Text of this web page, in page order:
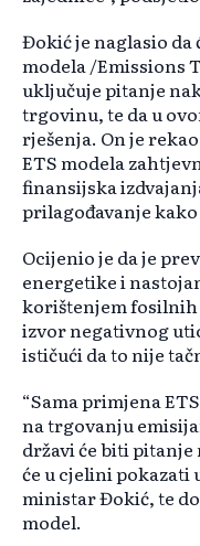
Đokić je naglasio da
modela /Emissions
uključuje pitanje
trgovinu, te da u
rješenja. On je
ETS modela
finansijska
prilagođavanje
Ocijenio je da je
energetike i
korištenjem fosilnih
izvor negativnog
ističući da to nije
“Sama primjena
na trgovanju
državi će biti pitanje
će u cjelini pokazati
ministar Đokić, te
model.